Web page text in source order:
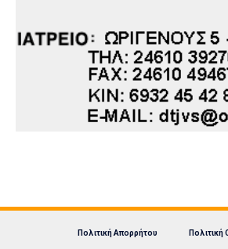
Πολιτική Απορρήτου